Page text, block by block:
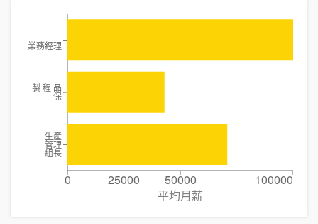
0 25000 50000
100000
平均月薪
業務經理
製 程 品
保
生產
管理
組長